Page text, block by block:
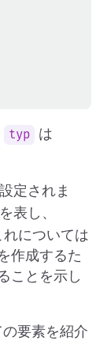
typ
は
定されま
を表し、
については
作成するた
ことを示し
要素を紹介